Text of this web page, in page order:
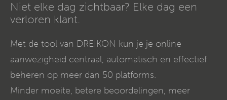
Niet elke dag zichtbaar? Elke dag een
verloren klant.
Met de tool van DREIKON kun je je online
aanwezigheid centraal, automatisch en effectief
beheren op meer dan 50 platforms.
Minder moeite, betere beoordelingen, meer